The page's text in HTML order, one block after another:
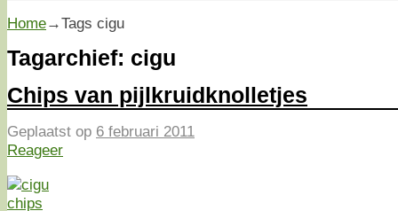
Home→Tags cigu
Tagarchief: cigu
Chips van pijlkruidknolletjes
Geplaatst op 6 februari 2011
Reageer